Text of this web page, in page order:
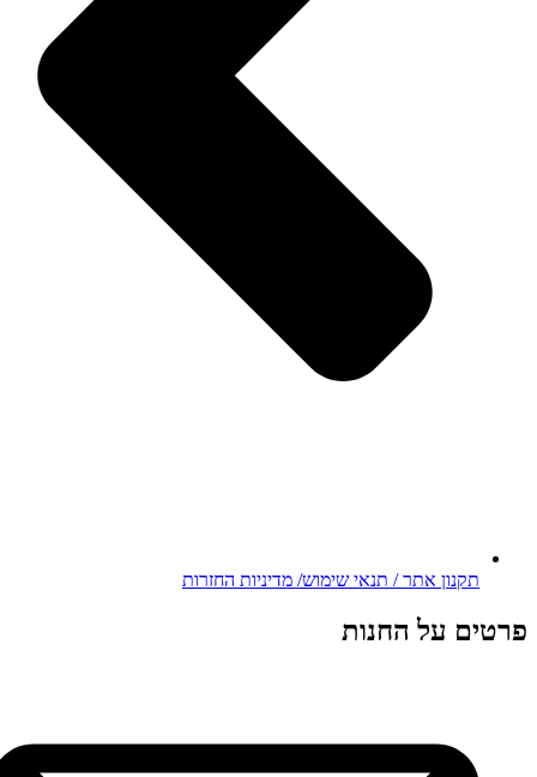
תקנון אתר / תנאי שימוש/ מדיניות החזרות
פרטים על החנות